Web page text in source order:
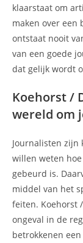
klaarstaat om
maken over een
ontstaat nooit
van een goede
dat gelijk wordt
Koehorst /
wereld om
Journalisten zijn
willen weten
gebeurd is.
middel van het
feiten. Koehorst
ongeval in de
betrokkenen